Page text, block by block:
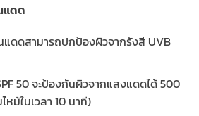
แดด
แดดสามารถปกป้องผิวจากรังสี UVB
50 จะป้องกันผิวจากแสงแดดได้ 500
ม้ในเวลา 10 นาที)